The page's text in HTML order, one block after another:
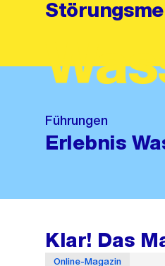
Führungen
Erlebnis
Klar! Das
Online-Magazin